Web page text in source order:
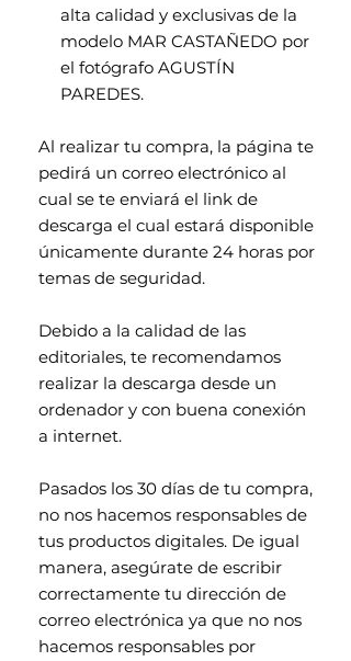
alta calidad y exclusivas de la
modelo MAR CASTAÑEDO por
el fotógrafo AGUSTÍN
PAREDES.
Al realizar tu compra, la página te
pedirá un correo electrónico al
cual se te enviará el link de
descarga el cual estará disponible
únicamente durante 24 horas por
temas de seguridad.
Debido a la calidad de las
editoriales, te recomendamos
realizar la descarga desde un
ordenador y con buena conexión
a internet.
Pasados los 30 días de tu compra,
no nos hacemos responsables de
tus productos digitales. De igual
manera, asegúrate de escribir
correctamente tu dirección de
correo electrónica ya que no nos
hacemos responsables por